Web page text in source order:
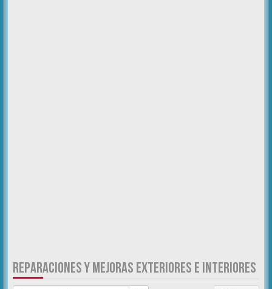
REPARACIONES Y MEJORAS EXTERIORES E INTERIORES